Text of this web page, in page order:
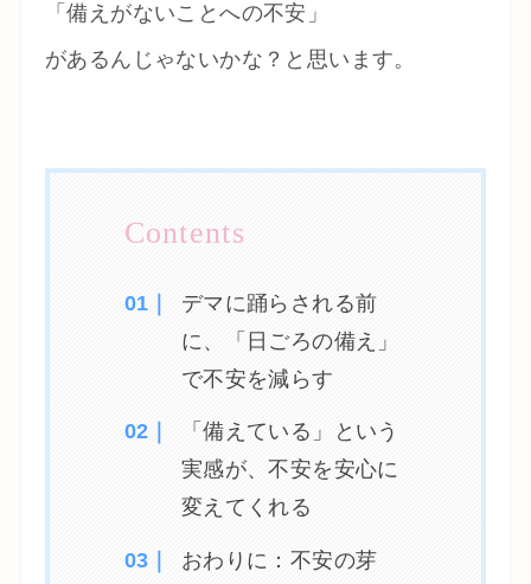
「備えがないことへの不安」
があるんじゃないかな？と思います。
デマに踊らされる前
に、「日ごろの備え」
で不安を減らす
「備えている」という
実感が、不安を安心に
変えてくれる
おわりに：不安の芽